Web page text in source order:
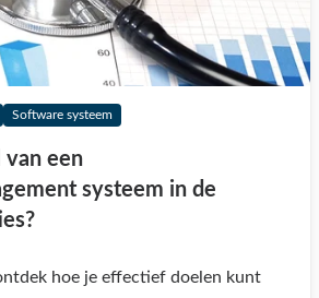
Software systeem
van een
systeem in de
hoe je effectief doelen kunt